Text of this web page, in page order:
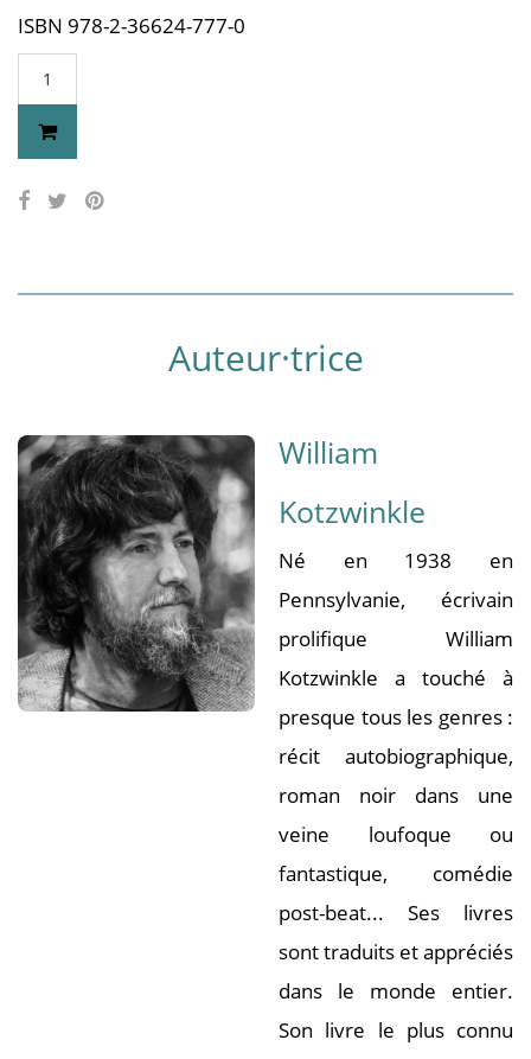
ISBN 978-2-36624-777-0
Auteur·trice
William
Kotzwinkle
Né en 1938 en
Pennsylvanie, écrivain
prolifique William
Kotzwinkle a touché à
presque tous les genres :
récit autobiographique,
roman noir dans une
veine loufoque ou
fantastique, comédie
post-beat... Ses livres
sont traduits et appréciés
dans le monde entier.
Son livre le plus connu